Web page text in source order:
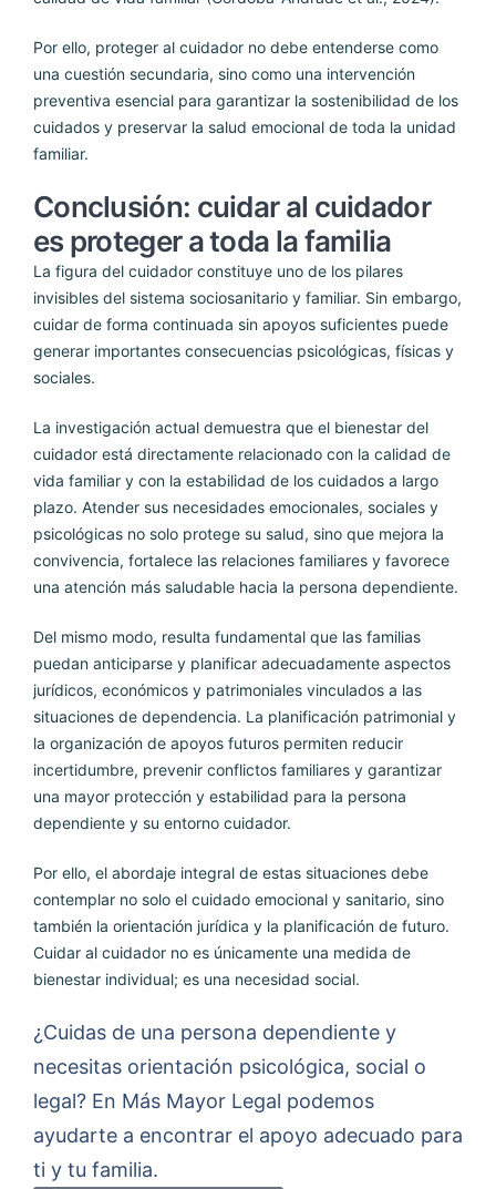
Por ello, proteger al cuidador no debe entenderse como
una cuestión secundaria, sino como una intervención
preventiva esencial para garantizar la sostenibilidad de los
cuidados y preservar la salud emocional de toda la unidad
familiar.
Conclusión: cuidar al cuidador
es proteger a toda la familia
La figura del cuidador constituye uno de los pilares
invisibles del sistema sociosanitario y familiar. Sin embargo,
cuidar de forma continuada sin apoyos suficientes puede
generar importantes consecuencias psicológicas, físicas y
sociales.
La investigación actual demuestra que el bienestar del
cuidador está directamente relacionado con la calidad de
vida familiar y con la estabilidad de los cuidados a largo
plazo. Atender sus necesidades emocionales, sociales y
psicológicas no solo protege su salud, sino que mejora la
convivencia, fortalece las relaciones familiares y favorece
una atención más saludable hacia la persona dependiente.
Del mismo modo, resulta fundamental que las familias
puedan anticiparse y planificar adecuadamente aspectos
jurídicos, económicos y patrimoniales vinculados a las
situaciones de dependencia. La planificación patrimonial y
la organización de apoyos futuros permiten reducir
incertidumbre, prevenir conflictos familiares y garantizar
una mayor protección y estabilidad para la persona
dependiente y su entorno cuidador.
Por ello, el abordaje integral de estas situaciones debe
contemplar no solo el cuidado emocional y sanitario, sino
también la orientación jurídica y la planificación de futuro.
Cuidar al cuidador no es únicamente una medida de
bienestar individual; es una necesidad social.
¿Cuidas de una persona dependiente y
necesitas orientación psicológica, social o
legal? En Más Mayor Legal podemos
ayudarte a encontrar el apoyo adecuado para
ti y tu familia.